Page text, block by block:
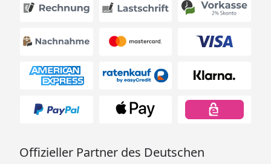
Offizieller Partner des Deutschen